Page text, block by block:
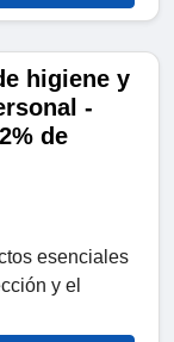
higiene y
-
de
esenciales
y el